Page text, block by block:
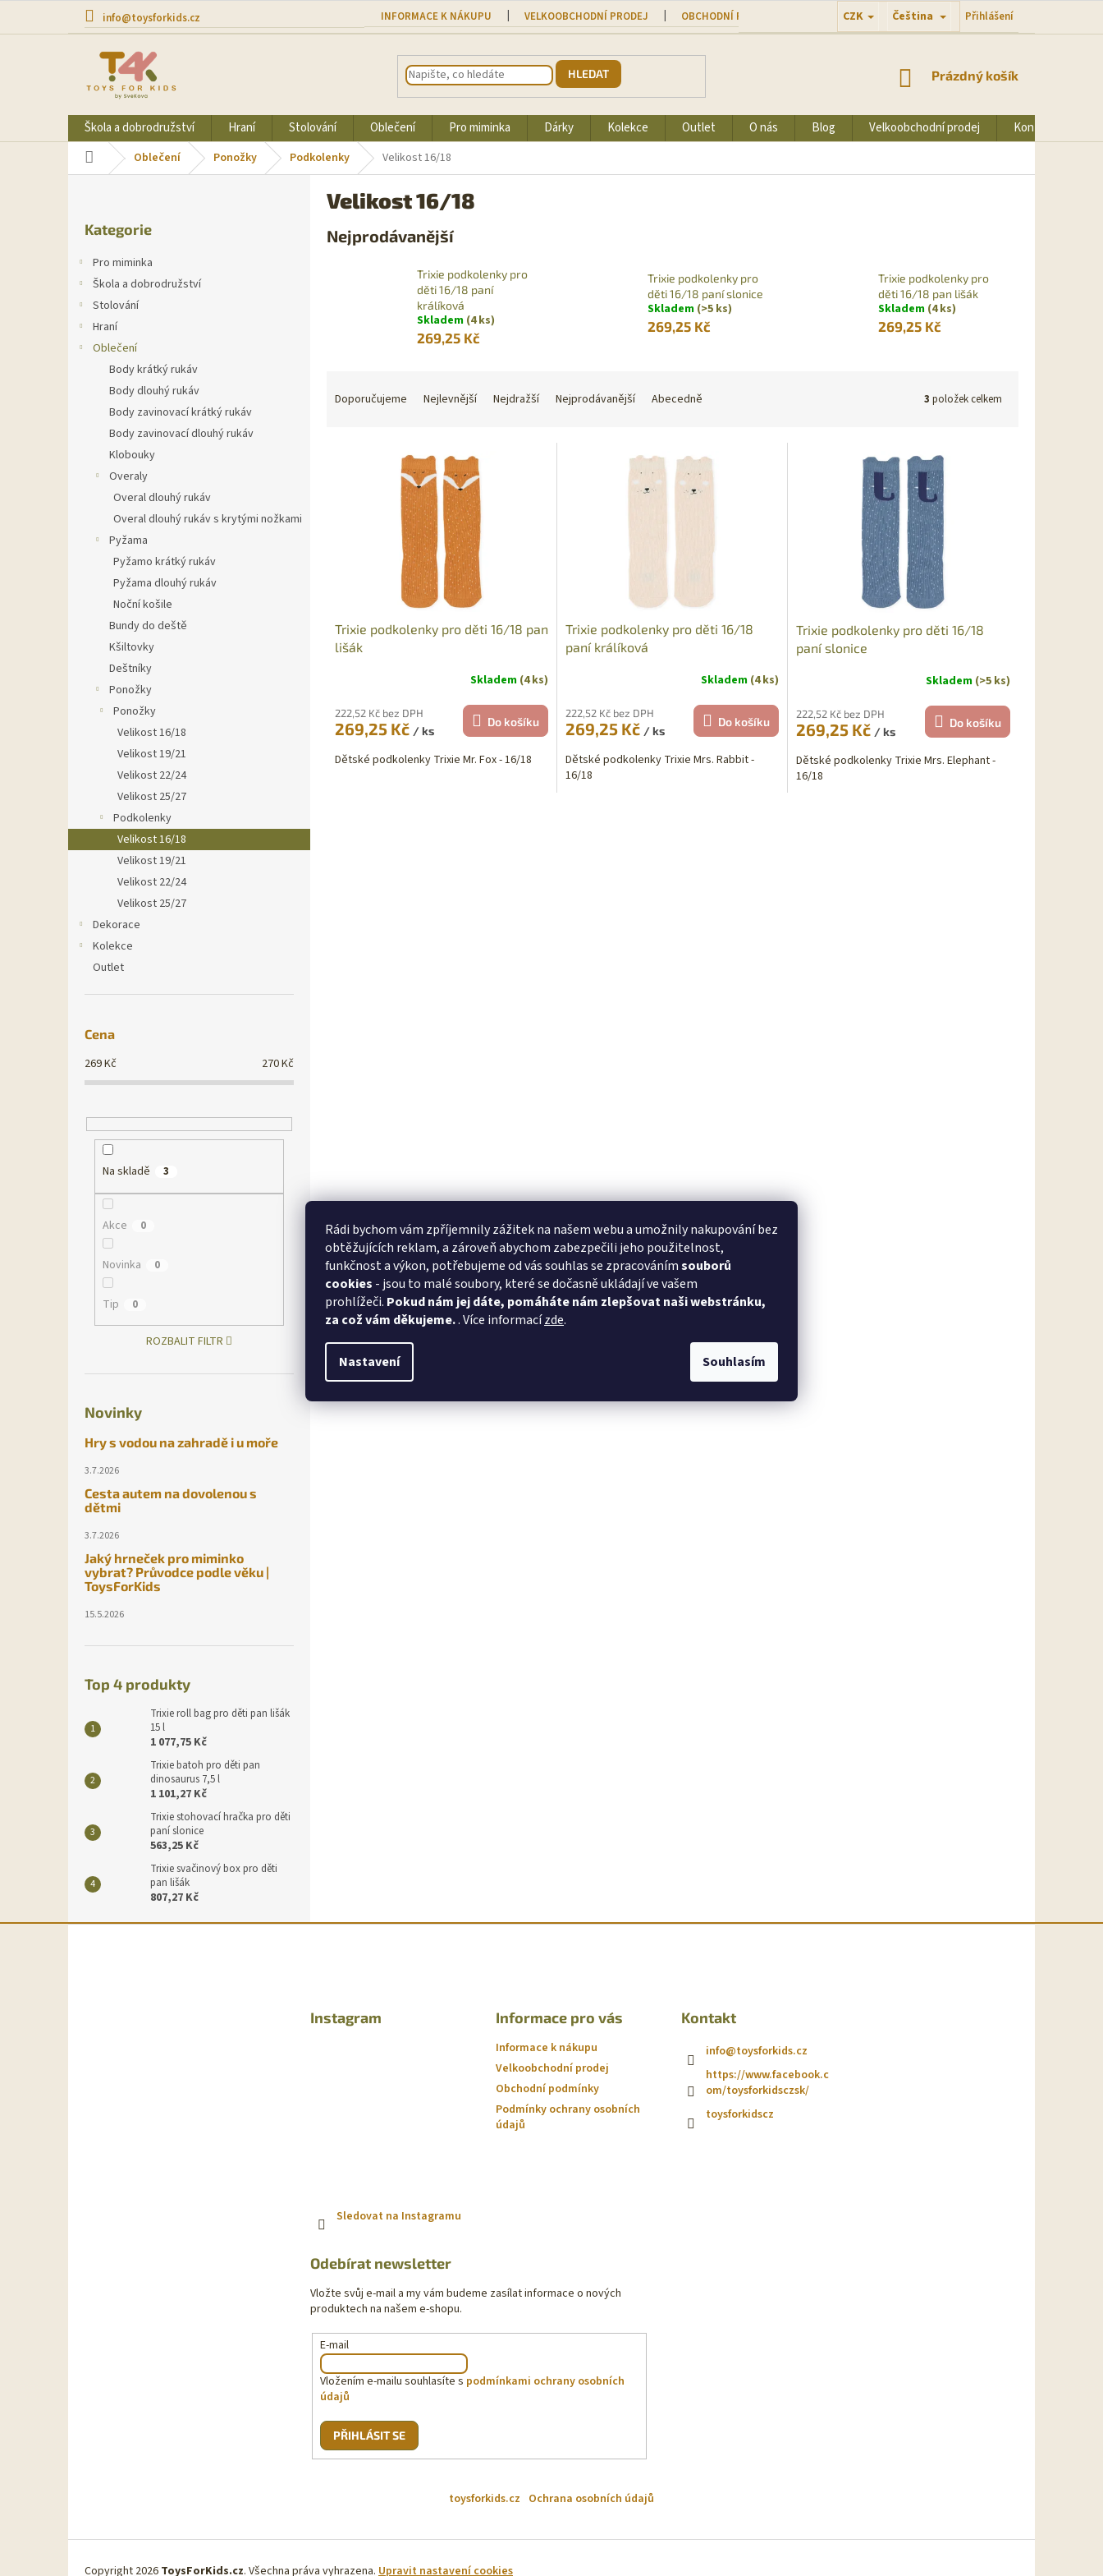
Rádi bychom vám zpříjemnily zážitek na našem webu a umožnily nakupování bez
obtěžujících reklam, a zároveň abychom zabezpečili jeho použitelnost,
funkčnost a výkon, potřebujeme od vás souhlas se zpracovánímsouborů
cookies - jsou to malé soubory, které se dočasně ukládají ve vašem
prohlížeči. Pokud nám jej dáte, pomáháte nám zlepšovat naši webstránku,
za což vám děkujeme.. Více informacízde.
Nastavení Souhlasím
obsah
info@toysforkids.cz INFORMACE K NÁKUPU VELKOOBCHODNÍ PRODEJ OBCHODNÍ PODMÍNKY PODMÍNKY OCHRANY OSOBNÍCH ÚDAJŮ
CZK Čeština Přihlášení
HLEDAT
NÁKUPNÍ
Prázdný košík
Škola a dobrodružství Hraní Stolování Oblečení Pro miminka Dárky Kolekce Outlet O nás Blog Velkoobchodní prodej Kontakty
Domů Oblečení Ponožky Podkolenky Velikost 16/18
kategorie
Kategorie
Pro miminka
Škola a dobrodružství
Stolování
Hraní
Oblečení
Body krátký rukáv
Body dlouhý rukáv
Body zavinovací krátký rukáv
Body zavinovací dlouhý rukáv
Klobouky
Overaly
Overal dlouhý rukáv
Overal dlouhý rukáv s krytými nožkami
Pyžama
Pyžamo krátký rukáv
Pyžama dlouhý rukáv
Noční košile
Bundy do deště
Kšiltovky
Deštníky
Ponožky
Ponožky
Velikost 16/18
Velikost 19/21
Velikost 22/24
Velikost 25/27
Podkolenky
Velikost 16/18
Velikost 19/21
Velikost 22/24
Velikost 25/27
Dekorace
Kolekce
Outlet
Cena
269Kč 270Kč
Na skladě 3
Akce 0
Novinka 0
Tip 0
ROZBALIT FILTR
Novinky
Hry s vodou na zahradě i u moře
3.7.2026
Cesta autem na dovolenou s
dětmi
3.7.2026
Jaký hrneček pro miminko
vybrat? Průvodce podle věku |
ToysForKids
15.5.2026
Top 4 produkty
Trixie roll bag pro děti pan lišák
15 l
1 077,75 Kč
Trixie batoh pro děti pan
dinosaurus 7,5 l
1 101,27 Kč
Trixie stohovací hračka pro děti
paní slonice
563,25 Kč
Trixie svačinový box pro děti
pan lišák
807,27 Kč
Velikost 16/18
Nejprodávanější
Trixie podkolenky pro
děti 16/18 paní
králíková
Skladem (4 ks)
269,25 Kč
Trixie podkolenky pro
děti 16/18 paní slonice
Skladem (>5 ks)
269,25 Kč
Trixie podkolenky pro
děti 16/18 pan lišák
Skladem (4 ks)
269,25 Kč
Doporučujeme Nejlevnější Nejdražší Nejprodávanější Abecedně 3 položek celkem
Trixie podkolenky pro děti 16/18 pan
lišák
Skladem (4 ks)
222,52 Kč bez DPH
269,25 Kč / ks
Do košíku
Dětské podkolenky Trixie Mr. Fox - 16/18
Trixie podkolenky pro děti 16/18
paní králíková
Skladem (4 ks)
222,52 Kč bez DPH
269,25 Kč / ks
Do košíku
Dětské podkolenky Trixie Mrs. Rabbit -
16/18
Trixie podkolenky pro děti 16/18
paní slonice
Skladem (>5 ks)
222,52 Kč bez DPH
269,25 Kč / ks
Do košíku
Dětské podkolenky Trixie Mrs. Elephant -
16/18
Instagram
Sledovat na Instagramu
Informace pro vás
Informace k nákupu
Velkoobchodní prodej
Obchodní podmínky
Podmínky ochrany osobních
údajů
Kontakt
info@toysforkids.cz
https://www.facebook.c
om/toysforkidsczsk/
toysforkidscz
Odebírat newsletter
Vložte svůj e-mail a my vám budeme zasílat informace o nových
produktech na našem e-shopu.
E-mail
Vložením e-mailu souhlasíte s podmínkami ochrany osobních
údajů
PŘIHLÁSIT SE
toysforkids.cz Ochrana osobních údajů
Copyright 2026 ToysForKids.cz. Všechna práva vyhrazena. Upravit nastavení cookies